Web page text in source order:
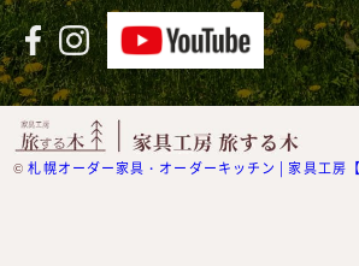
©札幌オーダー家具・オーダーキッチン | 家具工房【